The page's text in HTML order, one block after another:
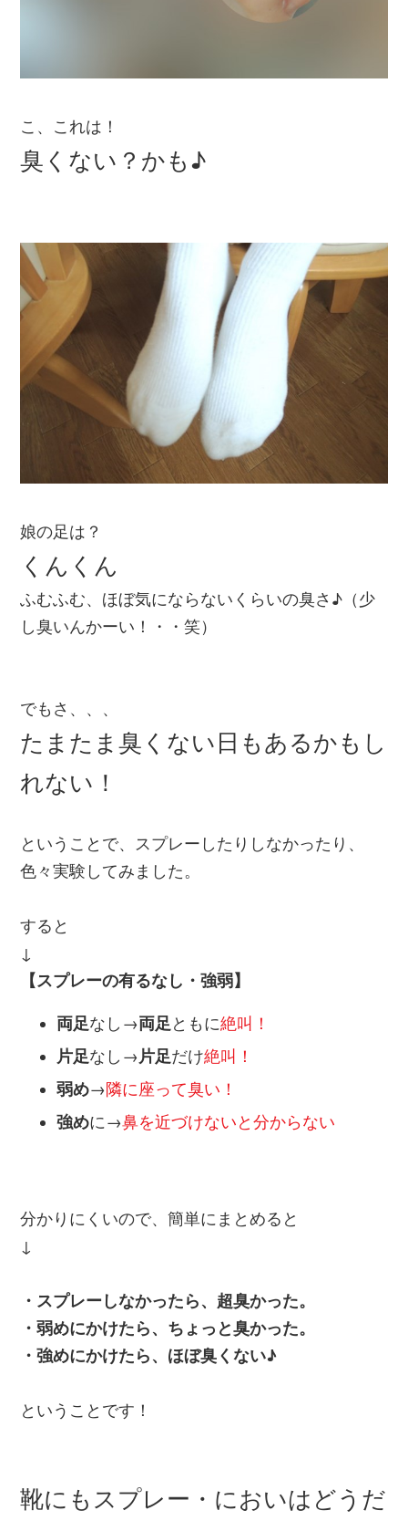
こ、これは！
臭くない？かも♪
娘の足は？
くんくん
ふむふむ、ほぼ気にならないくらいの臭さ♪（少
し臭いんかーい！・・笑）
でもさ、、、
たまたま臭くない日もあるかもし
れない！
ということで、スプレーしたりしなかったり、
色々実験してみました。
すると
↓
【スプレーの有るなし・強弱】
両足なし→両足 ともに絶叫！
片足なし→片足だけ絶叫！
弱め→隣に座って臭い！
強めに→鼻を近づけないと分からない
分かりにくいので、簡単にまとめると
↓
・スプレーしなかったら、超臭かった。
・弱めにかけたら、ちょっと臭かった。
・強めにかけたら、ほぼ臭くない♪
ということです！
靴にもスプレー・においはどうだ